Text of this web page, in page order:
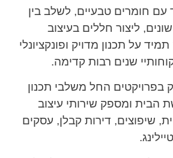
עם חומרים טבעיים, לשלב בין
ליצור חללים בעיצוב
על תכנון מדויק ופונקציונלי
שנים רבות קדימה.
בפרויקטים החל משלבי תכנון
הבית ומספק שירותי עיצוב
שיפוצים, דירות קבלן, עסקים